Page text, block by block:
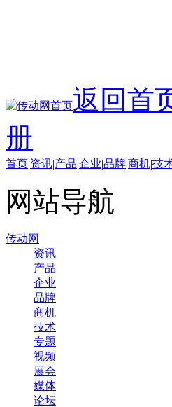
返回首
册
首页|资讯|产品|企业|品牌|商机|技
网站导航
传动网
资讯
产品
企业
品牌
商机
技术
专题
视频
展会
媒体
论坛